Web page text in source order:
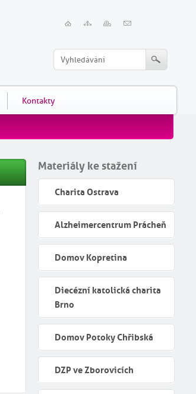
Kontakty
Materiály ke stažení
Charita Ostrava
Alzheimercentrum Prácheň
Domov Kopretina
Diecézní katolická charita
Brno
Domov Potoky Chřibská
DZP ve Zborovicích